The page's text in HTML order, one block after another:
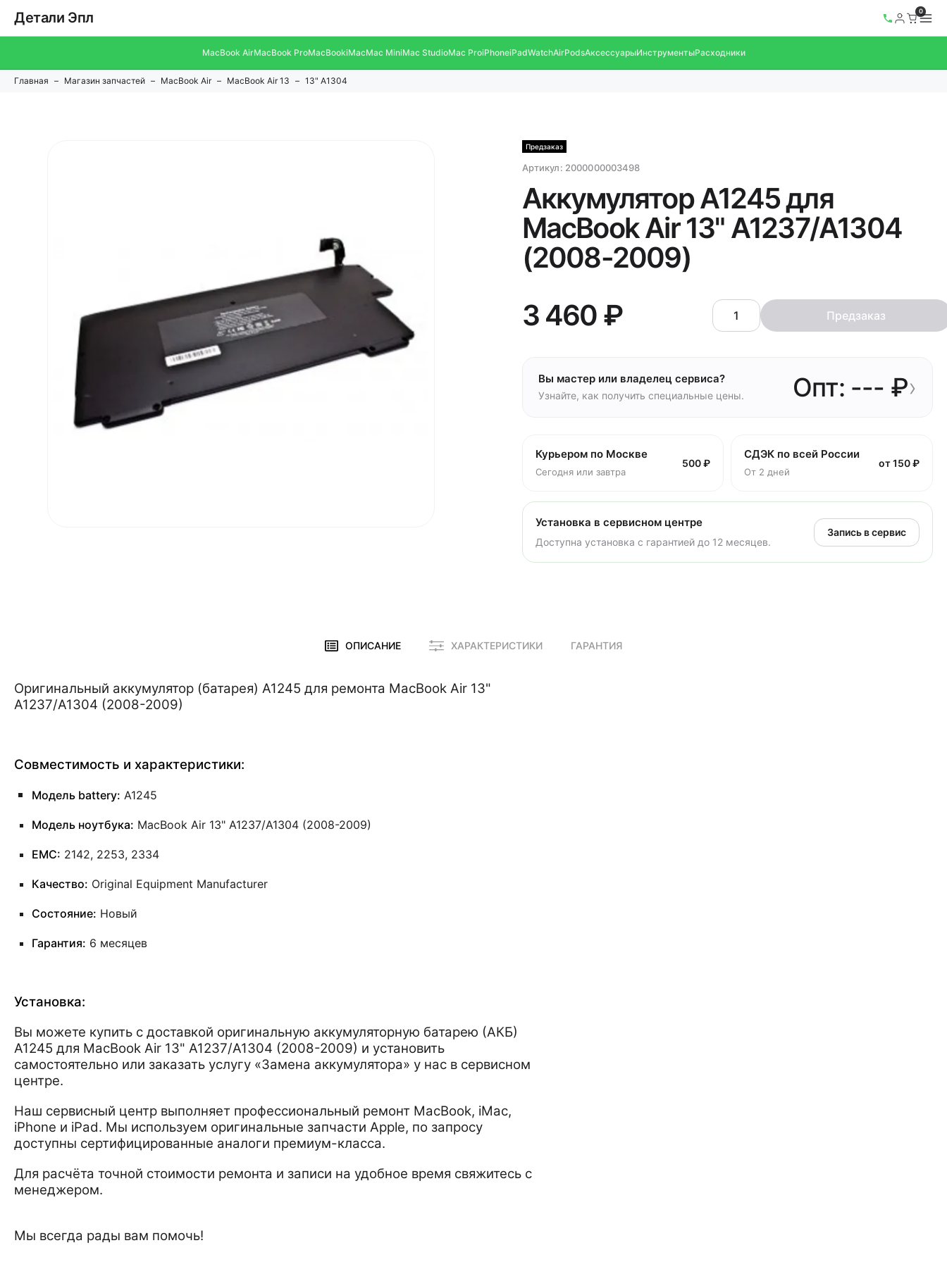
Детали Эпл 0
MacBook AirMacBook ProMacBookiMacMac MiniMac StudioMac ProiPhoneiPadWatchAirPodsАксессуарыИнструментыРасходники
Главная Магазин запчастей MacBook Air MacBook Air 13 13" A1304
Предзаказ
Артикул: 2000000003498
Аккумулятор A1245 для
MacBook Air 13" A1237/A1304
(2008-2009)
3 460 ₽
Предзаказ
Вы мастер или владелец сервиса?
Узнайте, как получить специальные цены. Опт: --- ₽›
Курьером по Москве
Сегодня или завтра
500 ₽
СДЭК по всей России
От 2 дней
от 150 ₽
Установка в сервисном центре
Доступна установка с гарантией до 12 месяцев.
Запись в сервис
ОПИСАНИЕ ХАРАКТЕРИСТИКИ ГАРАНТИЯ
Оригинальный аккумулятор (батарея) A1245 для ремонта MacBook Air 13"
A1237/A1304 (2008-2009)
Совместимость и характеристики:
Модель battery: A1245
Модель ноутбука: MacBook Air 13" A1237/A1304 (2008-2009)
EMC: 2142, 2253, 2334
Качество: Original Equipment Manufacturer
Состояние: Новый
Гарантия: 6 месяцев
Установка:
Вы можете купить с доставкой оригинальную аккумуляторную батарею (АКБ)
A1245 для MacBook Air 13" A1237/A1304 (2008-2009) и установить
самостоятельно или заказать услугу «Замена аккумулятора» у нас в сервисном
центре.
Наш сервисный центр выполняет профессиональный ремонт MacBook, iMac,
iPhone и iPad. Мы используем оригинальные запчасти Apple, по запросу
доступны сертифицированные аналоги премиум-класса.
Для расчёта точной стоимости ремонта и записи на удобное время свяжитесь с
менеджером.
Мы всегда рады вам помочь!